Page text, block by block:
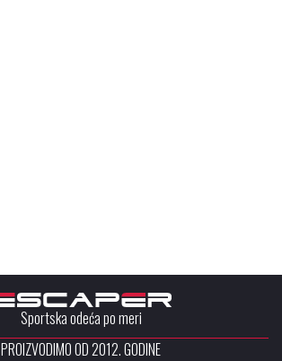
Sportska odeća po meri
PROIZVODIMO OD 2012. GODINE